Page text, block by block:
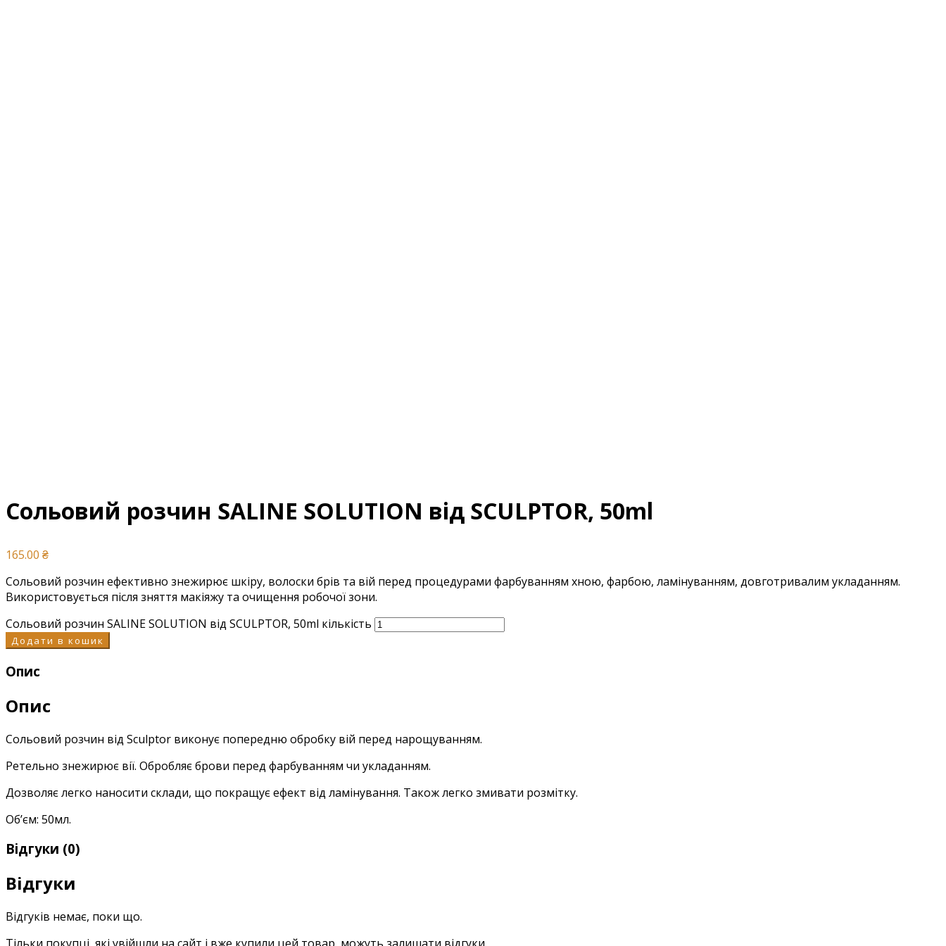
Сольовий розчин SALINE SOLUTION від SCULPTOR, 50ml
165.00 ₴
Сольовий розчин ефективно знежирює шкіру, волоски брів та вій перед процедурами фарбуванням хною, фарбою, ламінуванням, довготривалим укладанням.
Використовується після зняття макіяжу та очищення робочої зони.
Сольовий розчин SALINE SOLUTION від SCULPTOR, 50ml кількість
Додати в кошик
Опис
Опис
Сольовий розчин від Sculptor виконує попередню обробку вій перед нарощуванням.
Ретельно знежирює вії. Обробляє брови перед фарбуванням чи укладанням.
Дозволяє легко наносити склади, що покращує ефект від ламінування. Також легко змивати розмітку.
Об’єм: 50мл.
Відгуки (0)
Відгуки
Відгуків немає, поки що.